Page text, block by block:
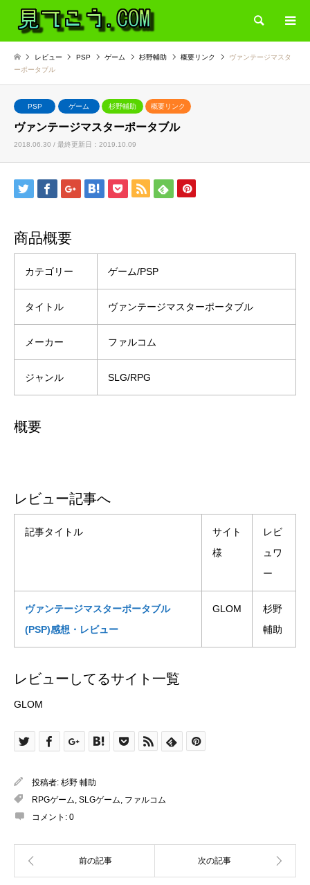
検索
レビュー PSP ゲーム 杉野輔助 概要リンク
ヴァンテージマスタ
ーポータブル
PSP ゲーム 杉野輔助 概要リンク
ヴァンテージマスターポータブル
2018.06.30 / 最終更新日：2019.10.09
商品概要
カテゴリー ゲーム/PSP
タイトル ヴァンテージマスターポータブル
メーカー ファルコム
ジャンル SLG/RPG
概要
レビュー記事へ
記事タイトル
サイト
様
レビ
ュワ
ー
ヴァンテージマスターポータブル
(PSP)感想・レビュー
GLOM
杉野
輔助
レビューしてるサイト一覧
GLOM
投稿者: 杉野 輔助
RPGゲーム SLGゲーム ファルコム
コメント: 0